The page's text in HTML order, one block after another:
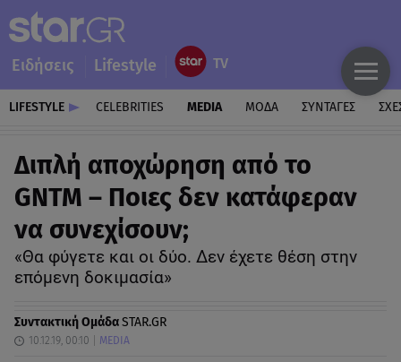
Ειδήσεις Lifestyle
LIFESTYLE CELEBRITIES MEDIA ΜΟΔΑ ΣΥΝΤΑΓΕΣ
Διπλή αποχώρηση από το
GNTM – Ποιες δεν κατάφεραν
να συνεχίσουν;
«Θα φύγετε και οι δύο. Δεν έχετε θέση στην
επόμενη δοκιμασία»
Συντακτική ΟμάδαSTAR.GR
10.12.19, 00:10 MEDIA